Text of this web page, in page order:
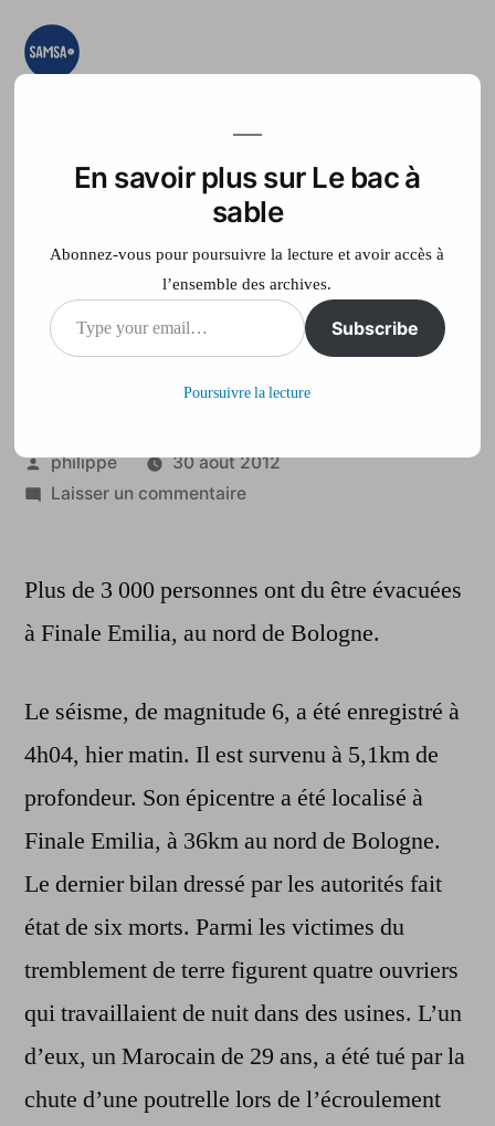
Aller
teste, on expérimente
Accueil France Télé
Un séisme fait six
morts en Italie
Publié
par
philippe
30 août 2012
Laisser un commentairesur
fait
morts
Italie
Plus de 3 000 personnes ont du être évacuées
à Finale Emilia, au nord de Bologne.
Le séisme, de magnitude 6, a été enregistré à
4h04, hier matin. Il est survenu à 5,1km de
profondeur. Son épicentre a été localisé à
Finale Emilia, à 36km au nord de Bologne.
Le dernier bilan dressé par les autorités fait
état de six morts. Parmi les victimes du
tremblement de terre figurent quatre ouvriers
qui travaillaient de nuit dans des usines. L’un
d’eux, un Marocain de 29 ans, a été tué par la
chute d’une poutrelle lors de l’écroulement
En savoir plus sur Le bac à
sable
Abonnez-vous pour poursuivre la lecture et avoir accès à
l’ensemble des archives.
Type
your
Subscribe
Poursuivre la lecture